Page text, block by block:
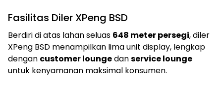
Fasilitas Diler XPeng BSD
Berdiri di atas lahan seluas 648 meter persegi, diler
XPeng BSD menampilkan lima unit display, lengkap
dengan customer loungedanservice lounge
untuk kenyamanan maksimal konsumen.